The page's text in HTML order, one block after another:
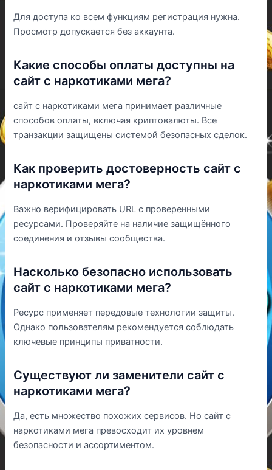
Для доступа ко всем функциям регистрация нужна.
Просмотр допускается без аккаунта.
Какие способы оплаты доступны на
сайт с наркотиками мега?
сайт с наркотиками мега принимает различные
способов оплаты, включая криптовалюты. Все
транзакции защищены системой безопасных сделок.
Как проверить достоверность сайт с
наркотиками мега?
Важно верифицировать URL с проверенными
ресурсами. Проверяйте на наличие защищённого
соединения и отзывы сообщества.
Насколько безопасно использовать
сайт с наркотиками мега?
Ресурс применяет передовые технологии защиты.
Однако пользователям рекомендуется соблюдать
ключевые принципы приватности.
Существуют ли заменители сайт с
наркотиками мега?
Да, есть множество похожих сервисов. Но сайт с
наркотиками мега превосходит их уровнем
безопасности и ассортиментом.